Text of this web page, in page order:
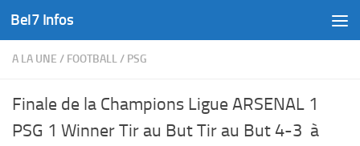
Skip to content
Bel7 Infos
A LA UNE / FOOTBALL/ PSG
Finale de la Champions Ligue ARSENAL 1
PSG 1 Winner Tir au But Tir au But 4-3 à